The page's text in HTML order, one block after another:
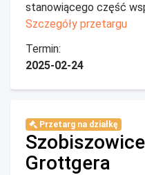
stanowiącego część
Szczegóły przetargu
Termin:
2025-02-24
Przetarg na działkę
Grottgera